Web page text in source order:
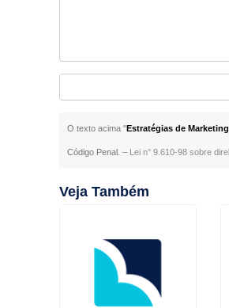
O texto acima "Estratégias de
Código Penal. – Lei n° 9.610-98 sobre
Veja Também